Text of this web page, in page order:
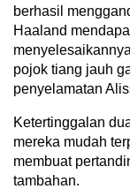
berhasil
Haaland
pojok tiang jauh
penyelamatan
Ketertinggalan
mereka mudah
membuat
tambahan.